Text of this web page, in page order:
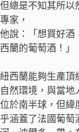
但總是不知其所以
專家，
他說：「想買好酒
西蘭的葡萄酒！」
紐西蘭能夠生產頂
自然環境，與當地
位於南半球，但緯
乎涵蓋了法國葡萄